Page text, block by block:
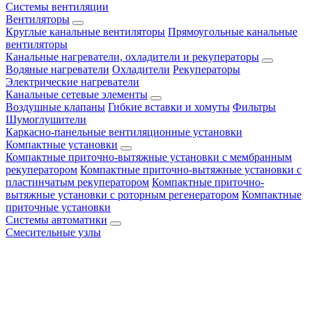
Системы вентиляции
Вентиляторы
Круглые канальные вентиляторы Прямоугольные канальные
вентиляторы
Канальные нагреватели, охладители и рекуператоры
Водяные нагреватели Охладители Рекуператоры
Электрические нагреватели
Канальные сетевые элементы
Воздушные клапаны Гибкие вставки и хомуты Фильтры
Шумоглушители
Каркасно-панельные вентиляционные установки
Компактные установки
Компактные приточно-вытяжные установки с мембранным
рекуператором Компактные приточно-вытяжные установки с
пластинчатым рекуператором Компактные приточно-
вытяжные установки с роторным регенератором Компактные
приточные установки
Системы автоматики
Смесительные узлы